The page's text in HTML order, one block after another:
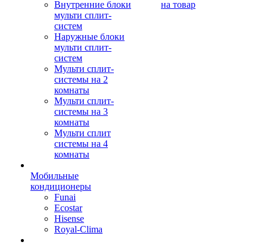
Внутренние блоки
мульти сплит-
систем
Наружные блоки
мульти сплит-
систем
Мульти сплит-
системы на 2
комнаты
Мульти сплит-
системы на 3
комнаты
Мульти сплит
системы на 4
комнаты
Мобильные
кондиционеры
Funai
Ecostar
Hisense
Royal-Clima
на товар